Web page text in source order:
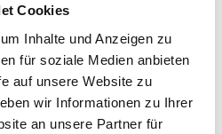
Cookies
Inhalte und Anzeigen zu
für soziale Medien anbieten
auf unsere Website zu
wir Informationen zu Ihrer
an unsere Partner für
nuernberg.de
161 0
9
im